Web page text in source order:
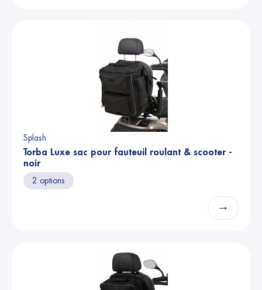
Splash
Torba Luxe sac pour fauteuil roulant & scooter -
noir
2 options
→